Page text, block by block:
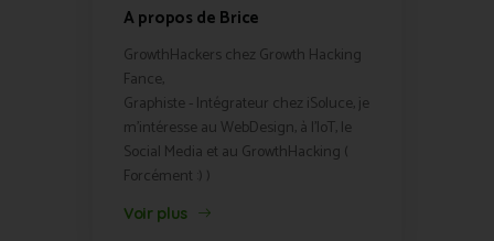
A propos de Brice
GrowthHackers chez Growth Hacking
Fance,
Graphiste - Intégrateur chez iSoluce, je
m'intéresse au WebDesign, à l'IoT, le
Social Media et au GrowthHacking (
Forcément :) )
Voir plus